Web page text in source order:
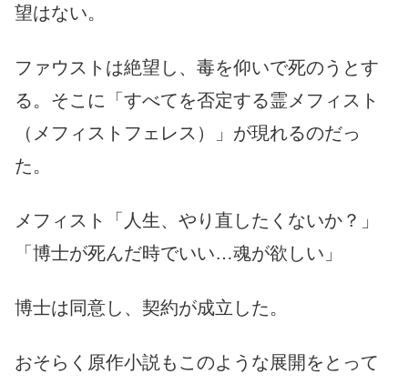
望はない。
ファウストは絶望し、毒を仰いで死のうとす
る。そこに「すべてを否定する霊メフィスト
（メフィストフェレス）」が現れるのだっ
た。
メフィスト「人生、やり直したくないか？」
「博士が死んだ時でいい…魂が欲しい」
博士は同意し、契約が成立した。
おそらく原作小説もこのような展開をとって